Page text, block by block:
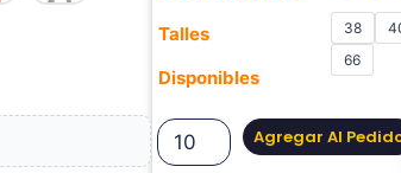
Talles
Disponibles
38
66
Agregar Al